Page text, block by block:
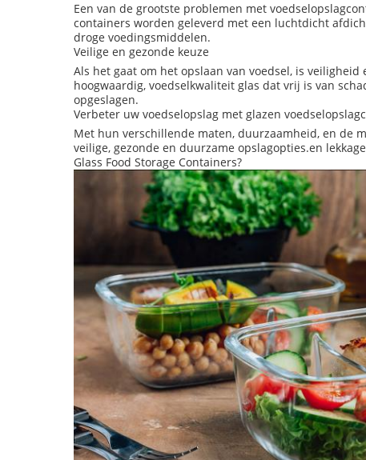
Een van de grootste problemen met
containers worden geleverd met een luchtdicht
droge voedingsmiddelen.
Veilige en gezonde keuze
Als het gaat om het opslaan van voedsel, is
hoogwaardig, voedselkwaliteit glas dat vrij is van
opgeslagen.
Verbeter uw voedselopslag met glazen
Met hun verschillende maten, duurzaamheid, en de
veilige, gezonde en duurzame opslagopties.en
Glass Food Storage Containers?